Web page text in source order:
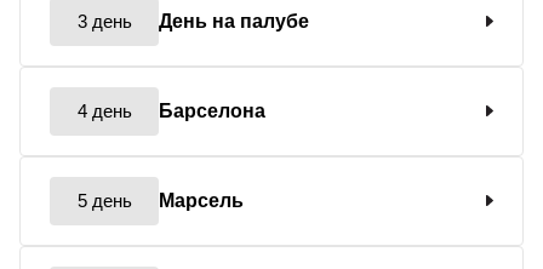
3 день День на палубе
4 день Барселона
5 день Марсель